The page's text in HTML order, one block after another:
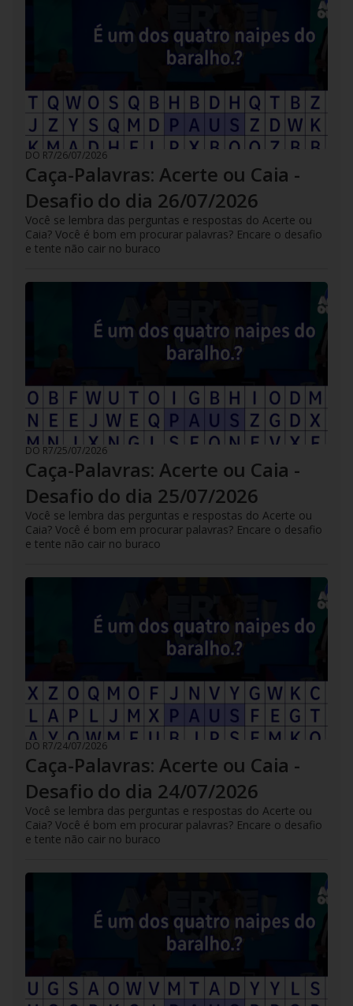
DO R7/26/07/2026
Caça-Palavras: Acerte ou Caia -
Desafio do dia 26/07/2026
Você se lembra das perguntas e respostas do Acerte ou
Caia? Você é bom em procurar palavras? Encare o desafio
e tente não cair no buraco
DO R7/25/07/2026
Caça-Palavras: Acerte ou Caia -
Desafio do dia 25/07/2026
Você se lembra das perguntas e respostas do Acerte ou
Caia? Você é bom em procurar palavras? Encare o desafio
e tente não cair no buraco
DO R7/24/07/2026
Caça-Palavras: Acerte ou Caia -
Desafio do dia 24/07/2026
Você se lembra das perguntas e respostas do Acerte ou
Caia? Você é bom em procurar palavras? Encare o desafio
e tente não cair no buraco